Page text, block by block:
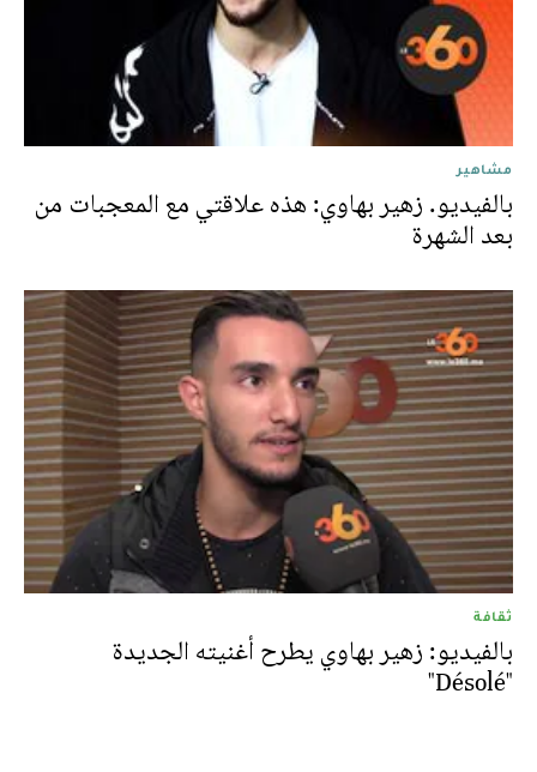
مشاهير
بالفيديو. زهير بهاوي: هذه علاقتي مع المعجبات من
بعد الشهرة
ثقافة
بالفيديو: زهير بهاوي يطرح أغنيته الجديدة
"Désolé"